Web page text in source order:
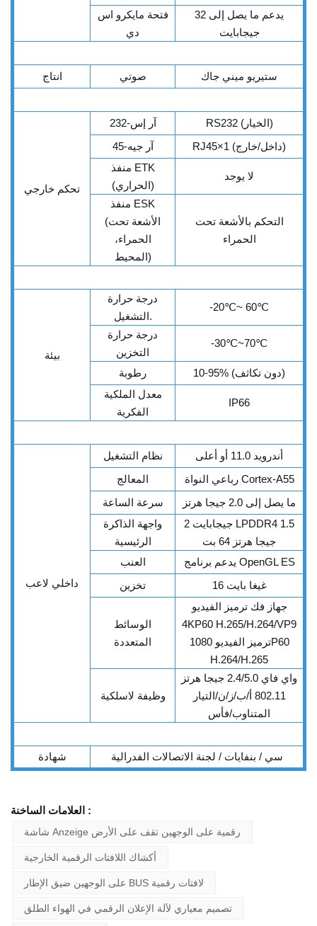
فتحة مايكرو اس
دي
يدعم ما يصل إلى 32
جيجابايت
انتاج صوتي ستيريو ميني جاك
تحكم خارجي
آر إس-232
RS232 (الخيار)
آر جيه-45
RJ45×1 (داخل/خارج)
منفذ ETK
(الحراري)
لا يوجد
منفذ ESK
(الأشعة تحت
الحمراء،
المحيط)
التحكم بالأشعة تحت
الحمراء
بيئة
درجة حرارة
التشغيل.
-20℃~ 60℃
درجة حرارة
التخزين
-30℃~70℃
رطوبة
10-95% (دون تكاثف)
معدل الملكية
الفكرية
IP66
داخلي لاعب
نظام التشغيل
أندرويد 11.0 أو أعلى
المعالج
رباعي النواة Cortex-A55
سرعة الساعة
ما يصل إلى 2.0 جيجا هرتز
واجهة الذاكرة
الرئيسية
2 جيجابايت LPDDR4 1.5
جيجا هرتز 64 بت
العنب
يدعم برنامج OpenGL ES
تخزين
16 غيغا بايت
الوسائط
المتعددة
جهاز فك ترميز الفيديو
4KP60 H.265/H.264/VP9
ترميز الفيديو 1080P60
H.264/H.265
وظيفة لاسلكية
واي فاي 2.4/5.0 جيجا هرتز
802.11 أ/ب/ز/ن/التيار
المتناوب/فأس
شهادة سي / بنفايات / لجنة الاتصالات الفدرالية
العلامات الساخنة :
شاشة Anzeige رقمية على الوجهين تقف على الأرض
أكشاك اللافتات الرقمية الخارجية
على الوجهين ضيق الإطار BUS لافتات رقمية
تصميم معياري لآلة الإعلان الرقمي في الهواء الطلق